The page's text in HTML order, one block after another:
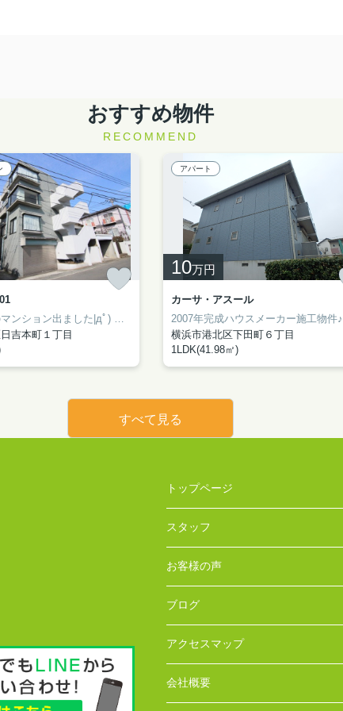
おすすめ物件
RECOMMEND
部屋です♪ＷＩＣやシステムキッチンなど設備も充実☆
ンション出ました|дﾟ)
吉本町１丁目
アパート
10万円
カーサ・アスール
2007年完成ハウスメーカー施工物件♪
横浜市港北区下田町６丁目
1LDK(41.98㎡)
すべて見る
トップページ
スタッフ
お客様の声
ブログ
アクセスマップ
会社概要